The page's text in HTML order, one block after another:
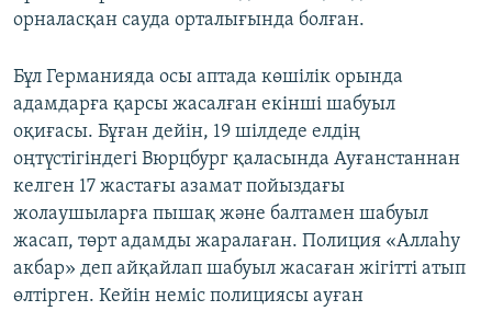
орналасқан сауда орталығында болған.
Бұл Германияда осы аптада көшілік орында
адамдарға қарсы жасалған екінші шабуыл
оқиғасы. Бұған дейін, 19 шілдеде елдің
оңтүстігіндегі Вюрцбург қаласында Ауғанстаннан
келген 17 жастағы азамат пойыздағы
жолаушыларға пышақ және балтамен шабуыл
жасап, төрт адамды жаралаған. Полиция «Аллаһу
акбар» деп айқайлап шабуыл жасаған жігітті атып
өлтірген. Кейін неміс полициясы ауған